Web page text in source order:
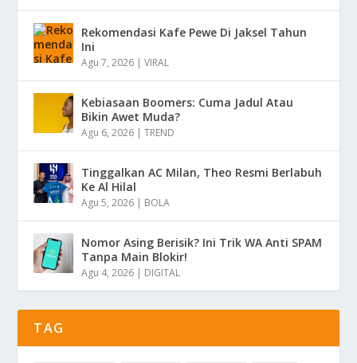
Rekomendasi Kafe Pewe Di Jaksel Tahun
Ini
Agu 7, 2026 |VIRAL
Kebiasaan Boomers: Cuma Jadul Atau
Bikin Awet Muda?
Agu 6, 2026 |TREND
Tinggalkan AC Milan, Theo Resmi Berlabuh
Ke Al Hilal
Agu 5, 2026 | BOLA
Nomor Asing Berisik? Ini Trik WA Anti SPAM
Tanpa Main Blokir!
Agu 4, 2026 | DIGITAL
TAG